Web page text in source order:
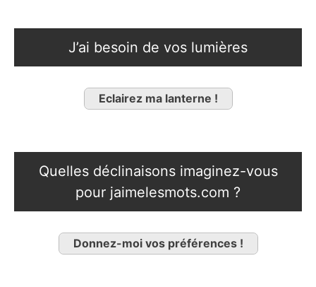
J’ai besoin de vos lumières
Eclairez ma lanterne !
Quelles déclinaisons imaginez-vous
pour jaimelesmots.com ?
Donnez-moi vos préférences !